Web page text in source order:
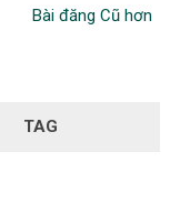
Bài đăng Cũ hơn
TAG